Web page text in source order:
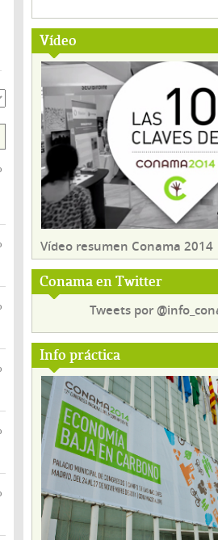
Vídeo
Vídeo resumen Conama 2014
Conama en Twitter
Tweets por
Info práctica